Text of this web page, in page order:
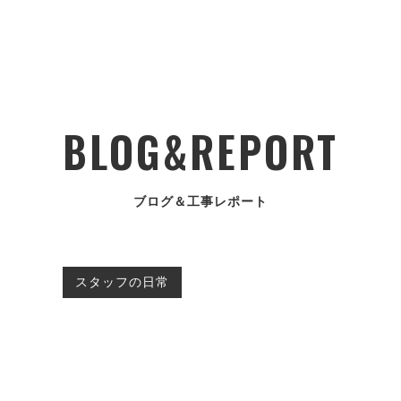
BLOG&REPORT
ブログ＆工事レポート
スタッフの日常